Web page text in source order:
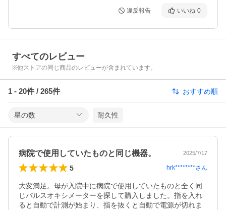
違反報告 いいね 0
すべてのレビュー
※他ストアの同じ商品のレビューが含まれています。
1 - 20件 / 265件 おすすめ順
星の数 耐久性
病院で使用していたものと同じ機器。 2025/7/17
5 hrk********さん
大変満足。母が入院中に病院で使用していたものと全く同
じパルスオキシメーターを探して購入しました。指を入れ
ると自動で計測が始まり、指を抜くと自動で電源が切れま